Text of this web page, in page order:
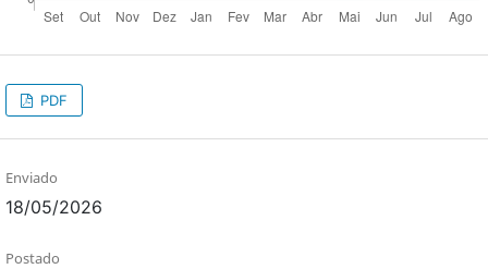
PDF
Enviado
18/05/2026
Postado